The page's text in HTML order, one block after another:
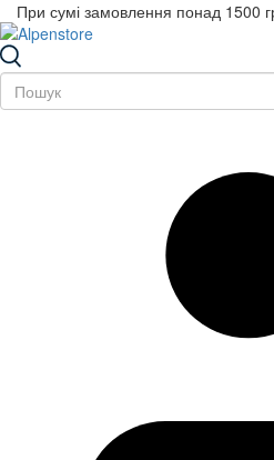
При сумі замовлення понад 1500